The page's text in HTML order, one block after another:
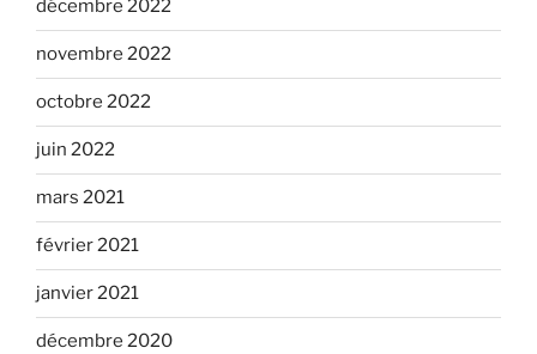
décembre 2022
novembre 2022
octobre 2022
juin 2022
mars 2021
février 2021
janvier 2021
décembre 2020